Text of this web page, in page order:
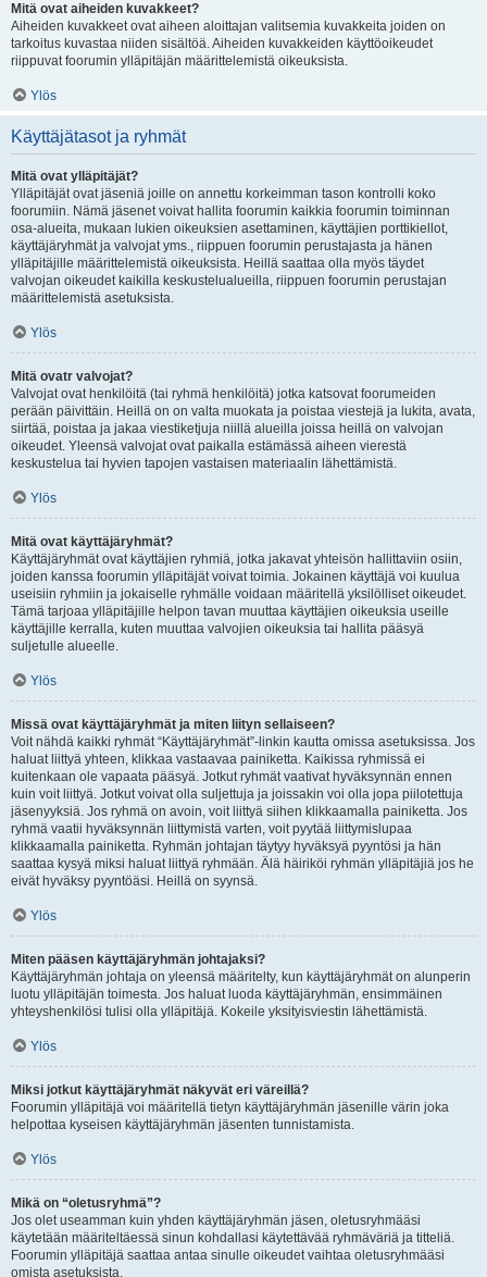
Mitä ovat aiheiden kuvakkeet?
Aiheiden kuvakkeet ovat aiheen aloittajan valitsemia kuvakkeita joiden on
tarkoitus kuvastaa niiden sisältöä. Aiheiden kuvakkeiden käyttöoikeudet
riippuvat foorumin ylläpitäjän määrittelemistä oikeuksista.
Ylös
Käyttäjätasot ja ryhmät
Mitä ovat ylläpitäjät?
Ylläpitäjät ovat jäseniä joille on annettu korkeimman tason kontrolli koko
foorumiin. Nämä jäsenet voivat hallita foorumin kaikkia foorumin toiminnan
osa-alueita, mukaan lukien oikeuksien asettaminen, käyttäjien porttikiellot,
käyttäjäryhmät ja valvojat yms., riippuen foorumin perustajasta ja hänen
ylläpitäjille määrittelemistä oikeuksista. Heillä saattaa olla myös täydet
valvojan oikeudet kaikilla keskustelualueilla, riippuen foorumin perustajan
määrittelemistä asetuksista.
Ylös
Mitä ovatr valvojat?
Valvojat ovat henkilöitä (tai ryhmä henkilöitä) jotka katsovat foorumeiden
perään päivittäin. Heillä on on valta muokata ja poistaa viestejä ja lukita, avata,
siirtää, poistaa ja jakaa viestiketjuja niillä alueilla joissa heillä on valvojan
oikeudet. Yleensä valvojat ovat paikalla estämässä aiheen vierestä
keskustelua tai hyvien tapojen vastaisen materiaalin lähettämistä.
Ylös
Mitä ovat käyttäjäryhmät?
Käyttäjäryhmät ovat käyttäjien ryhmiä, jotka jakavat yhteisön hallittaviin osiin,
joiden kanssa foorumin ylläpitäjät voivat toimia. Jokainen käyttäjä voi kuulua
useisiin ryhmiin ja jokaiselle ryhmälle voidaan määritellä yksilölliset oikeudet.
Tämä tarjoaa ylläpitäjille helpon tavan muuttaa käyttäjien oikeuksia useille
käyttäjille kerralla, kuten muuttaa valvojien oikeuksia tai hallita pääsyä
suljetulle alueelle.
Ylös
Missä ovat käyttäjäryhmät ja miten liityn sellaiseen?
Voit nähdä kaikki ryhmät “Käyttäjäryhmät”-linkin kautta omissa asetuksissa. Jos
haluat liittyä yhteen, klikkaa vastaavaa painiketta. Kaikissa ryhmissä ei
kuitenkaan ole vapaata pääsyä. Jotkut ryhmät vaativat hyväksynnän ennen
kuin voit liittyä. Jotkut voivat olla suljettuja ja joissakin voi olla jopa piilotettuja
jäsenyyksiä. Jos ryhmä on avoin, voit liittyä siihen klikkaamalla painiketta. Jos
ryhmä vaatii hyväksynnän liittymistä varten, voit pyytää liittymislupaa
klikkaamalla painiketta. Ryhmän johtajan täytyy hyväksyä pyyntösi ja hän
saattaa kysyä miksi haluat liittyä ryhmään. Älä häiriköi ryhmän ylläpitäjiä jos he
eivät hyväksy pyyntöäsi. Heillä on syynsä.
Ylös
Miten pääsen käyttäjäryhmän johtajaksi?
Käyttäjäryhmän johtaja on yleensä määritelty, kun käyttäjäryhmät on alunperin
luotu ylläpitäjän toimesta. Jos haluat luoda käyttäjäryhmän, ensimmäinen
yhteyshenkilösi tulisi olla ylläpitäjä. Kokeile yksityisviestin lähettämistä.
Ylös
Miksi jotkut käyttäjäryhmät näkyvät eri väreillä?
Foorumin ylläpitäjä voi määritellä tietyn käyttäjäryhmän jäsenille värin joka
helpottaa kyseisen käyttäjäryhmän jäsenten tunnistamista.
Ylös
Mikä on “oletusryhmä”?
Jos olet useamman kuin yhden käyttäjäryhmän jäsen, oletusryhmääsi
käytetään määriteltäessä sinun kohdallasi käytettävää ryhmäväriä ja titteliä.
Foorumin ylläpitäjä saattaa antaa sinulle oikeudet vaihtaa oletusryhmääsi
omista asetuksista.